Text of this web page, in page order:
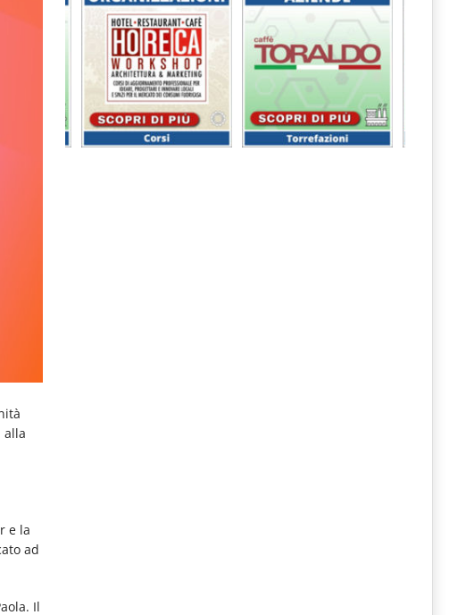
alla
e la
ad
Il